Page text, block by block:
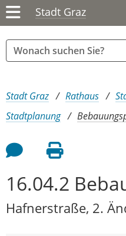
Stadt Graz
Sie sind hier:
Stadt Graz Rathaus
Stadtplanung
Feedback an Autor
Seite drucken
16.04.2
Hafnerstraße, 2.